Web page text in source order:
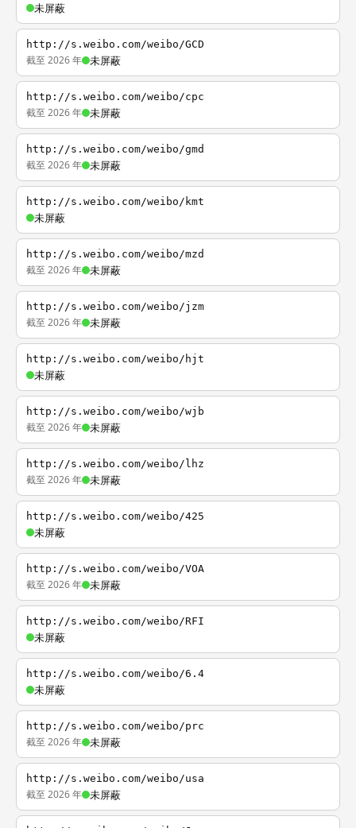
未屏蔽
http://s.weibo.com/weibo/GCD
截至 2026 年 未屏蔽
http://s.weibo.com/weibo/cpc
截至 2026 年 未屏蔽
http://s.weibo.com/weibo/gmd
截至 2026 年 未屏蔽
http://s.weibo.com/weibo/kmt
未屏蔽
http://s.weibo.com/weibo/mzd
截至 2026 年 未屏蔽
http://s.weibo.com/weibo/jzm
截至 2026 年 未屏蔽
http://s.weibo.com/weibo/hjt
未屏蔽
http://s.weibo.com/weibo/wjb
截至 2026 年 未屏蔽
http://s.weibo.com/weibo/lhz
截至 2026 年 未屏蔽
http://s.weibo.com/weibo/425
未屏蔽
http://s.weibo.com/weibo/VOA
截至 2026 年 未屏蔽
http://s.weibo.com/weibo/RFI
未屏蔽
http://s.weibo.com/weibo/6.4
未屏蔽
http://s.weibo.com/weibo/prc
截至 2026 年 未屏蔽
http://s.weibo.com/weibo/usa
截至 2026 年 未屏蔽